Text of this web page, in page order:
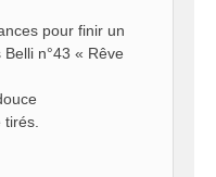
pour finir un
n°43 « Rêve